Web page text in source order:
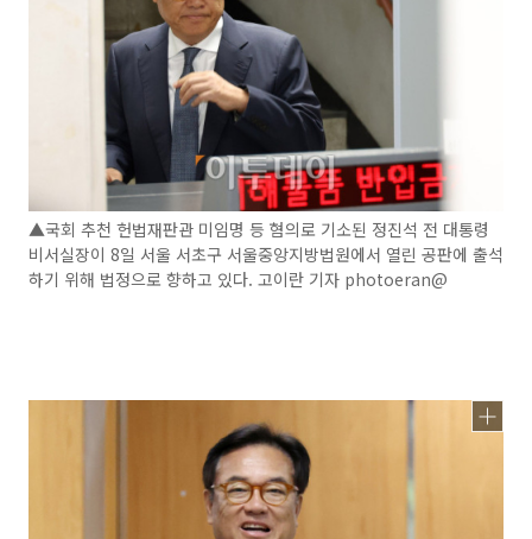
▲국회 추천 헌법재판관 미임명 등 혐의로 기소된 정진석 전 대통령
비서실장이 8일 서울 서초구 서울중앙지방법원에서 열린 공판에 출석
하기 위해 법정으로 향하고 있다. 고이란 기자 photoeran@